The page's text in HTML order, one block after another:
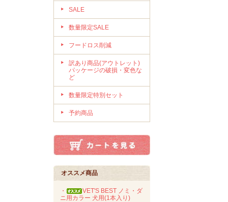
SALE
数量限定SALE
フードロス削減
訳あり商品(アウトレット)
パッケージの破損・変色な
ど
数量限定特別セット
予約商品
オススメ商品
・
VET'S BEST ノミ・ダ
ニ用カラー 犬用(1本入り)